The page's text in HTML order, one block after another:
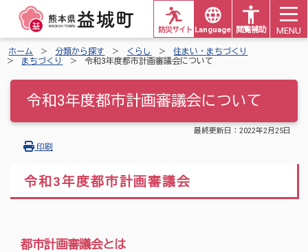
Languages 閲覧補助
防災サイト MENU
ホーム 分類から探す くらし
住まい・まちづくり
まちづくり
令和3年度都市計画審議会について
令和3年度都市計画審議会について
最終更新日： 2022年2月25日
印刷
令和3年度都市計画審議会
都市計画審議会とは